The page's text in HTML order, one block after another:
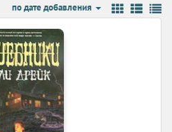
по дате добавления